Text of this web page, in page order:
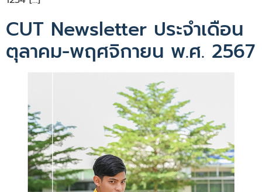
CUT Newsletter ประจำเดือน
ตุลาคม-พฤศจิกายน พ.ศ. 2567